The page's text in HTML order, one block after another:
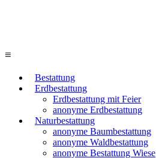
≡
Bestattung
Erdbestattung
Erdbestattung mit Feier
anonyme Erdbestattung
Naturbestattung
anonyme Baumbestattung
anonyme Waldbestattung
anonyme Bestattung Wiese